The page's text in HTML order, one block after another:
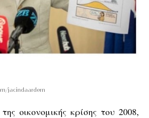
jacindaardern
οικονομικής κρίσης του 2008,